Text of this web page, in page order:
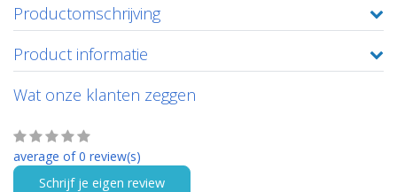
Productomschrijving
Product informatie
Wat onze klanten zeggen
average of 0 review(s)
Schrijf je eigen review